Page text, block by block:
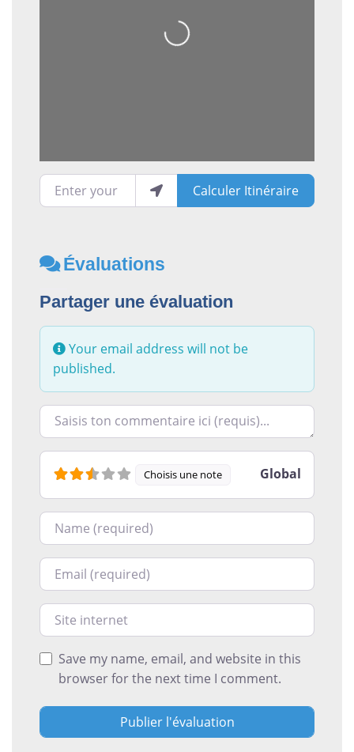
Loading...
Enter your location Calculer Itinéraire
Évaluations
Partager une évaluation
Your email address will not be
published.
Racontez-nous ce que vous avez le plus et le
Choisis une note Global
Nom
Courriel
Site internet
Save my name, email, and website in this
browser for the next time I comment.